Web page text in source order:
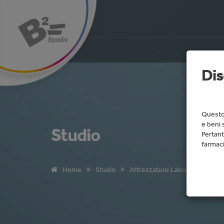
Studio
Home Studio Attrezzature Laboratorio
e beni